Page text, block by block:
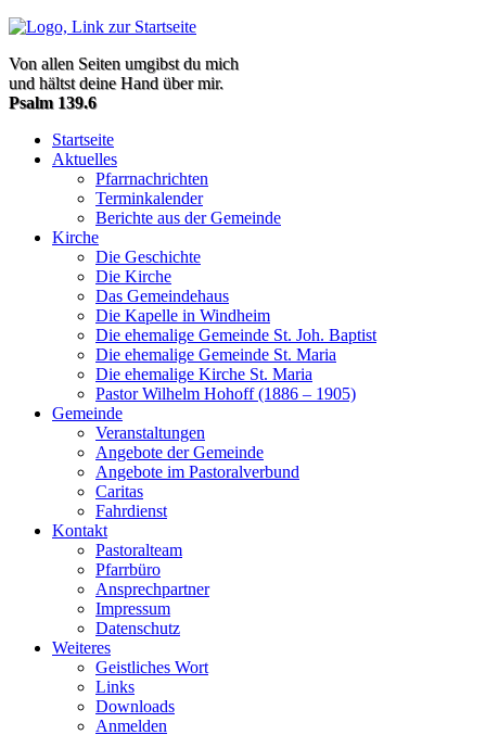
Von allen Seiten umgibst du mich
und hältst deine Hand über mir.
Psalm 139.6
Startseite
Aktuelles
Pfarrnachrichten
Terminkalender
Berichte aus der Gemeinde
Kirche
Die Geschichte
Die Kirche
Das Gemeindehaus
Die Kapelle in Windheim
Die ehemalige Gemeinde St. Joh. Baptist
Die ehemalige Gemeinde St. Maria
Die ehemalige Kirche St. Maria
Pastor Wilhelm Hohoff (1886 – 1905)
Gemeinde
Veranstaltungen
Angebote der Gemeinde
Angebote im Pastoralverbund
Caritas
Fahrdienst
Kontakt
Pastoralteam
Pfarrbüro
Ansprechpartner
Impressum
Datenschutz
Weiteres
Geistliches Wort
Links
Downloads
Anmelden